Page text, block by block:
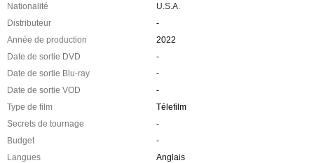
Nationalité
U.S.A.
Distributeur
-
Année de production
2022
Date de sortie DVD
-
Date de sortie Blu-ray
-
Date de sortie VOD
-
Type de film
Télefilm
Secrets de tournage
-
Budget
-
Langues
Anglais